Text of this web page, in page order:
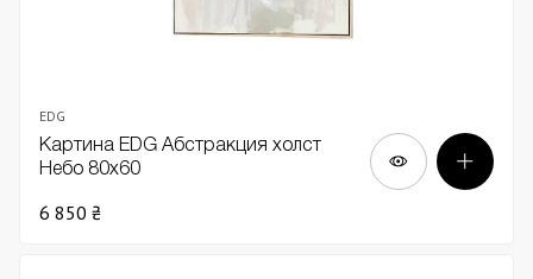
EDG
Картина EDG Абстракция холст
Небо 80х60
6 850 ₴